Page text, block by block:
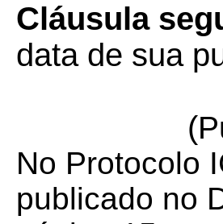
Cláusula
data de sua
(
No Protocolo
publicado no